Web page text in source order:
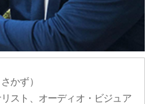
かず）
スト、オーディオ・ビジュア